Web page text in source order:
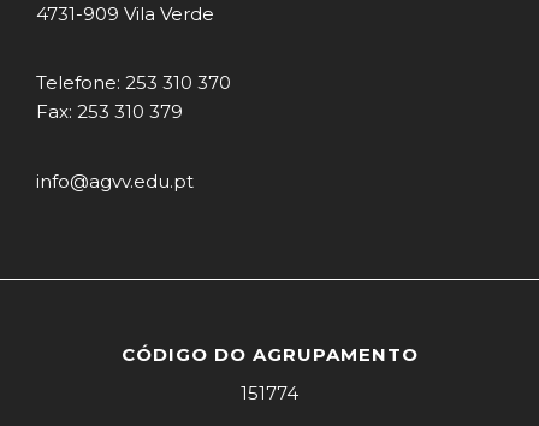
4731-909 Vila Verde
Telefone: 253 310 370
Fax: 253 310 379
info@agvv.edu.pt
CÓDIGO DO AGRUPAMENTO
151774